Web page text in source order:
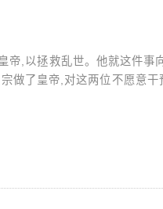
帝,以拯救乱世。他就这件事
做了皇帝,对这两位不愿意干